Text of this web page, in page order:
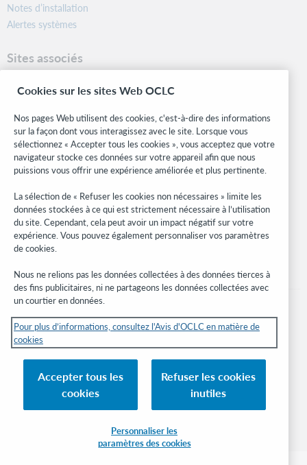
Notes d’installation
Alertes systèmes
Sites associés
Formats bibliographiques
Research
WebJunction
Réseau des développeurs
Soyez informé
Recevez les dernières nouvelles sur les produits et services, des
études, des événements, et plus.
© 2026 OCLC
Inc. et de ses affiliés.
Avis sur les cookies Gérer mes cookies
Déclaration de confidentialité
Cookies sur les sites Web OCLC
Nos pages Web utilisent des cookies, c'est-à-dire des informations
sur la façon dont vous interagissez avec le site. Lorsque vous
sélectionnez « Accepter tous les cookies », vous acceptez que votre
navigateur stocke ces données sur votre appareil afin que nous
puissions vous offrir une expérience améliorée et plus pertinente.
La sélection de « Refuser les cookies non nécessaires » limite les
données stockées à ce qui est strictement nécessaire à l’utilisation
du site. Cependant, cela peut avoir un impact négatif sur votre
expérience. Vous pouvez également personnaliser vos paramètres
de cookies.
Nous ne relions pas les données collectées à des données tierces à
des fins publicitaires, ni ne partageons les données collectées avec
un courtier en données.
Pour plus d’informations, consultez l'Avis d'OCLC en matière de
cookies
Accepter tous les
cookies
Refuser les cookies
inutiles
Personnaliser les
paramètres des cookies